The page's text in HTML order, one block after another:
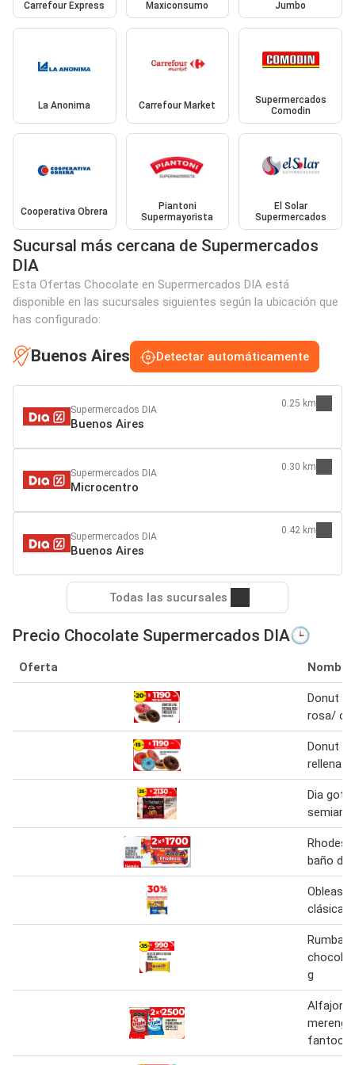
Carrefour Express Maxiconsumo Jumbo
La Anonima Carrefour Market
Supermercados
Comodin
Cooperativa Obrera
Piantoni
Supermayorista
El Solar
Supermercados
Sucursal más cercana de Supermercados
DIA
Esta Ofertas Chocolate en Supermercados DIA está
disponible en las sucursales siguientes según la ubicación que
has configurado:
Buenos Aires Detectar automáticamente
Supermercados DIA
Buenos Aires
0.25 km
Supermercados DIA
Microcentro
0.30 km
Supermercados DIA
Buenos Aires
0.42 km
Todas las sucursales
Precio Chocolate Supermercados DIA🕒
Oferta Nombre
Donut
rosa/
Donut
rellena 1
Dia
baño de
Obleas
clásicas
Rumba
g
Alfajor